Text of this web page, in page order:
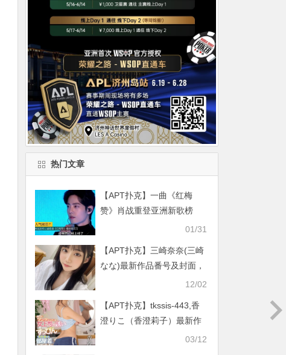
热门文章
【APT扑克】一曲《红梅
赞》肖战重登亚洲新歌榜
01/31
【APT扑克】三崎奈奈(三崎
なな)最新作品番号及封面，
12/02
【APT扑克】tkssis-443,香
澄りこ（香澄莉子）最新作
03/12